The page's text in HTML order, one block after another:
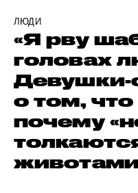
ЛЮДИ
«Я рву
головах
Девушки-
о том, что
почему